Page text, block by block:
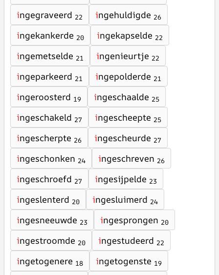
ingegraveerd 22 ingehuldigde 26
ingekankerde 20 ingekapselde 22
ingemetselde 21 ingenieurtje 22
ingeparkeerd 21 ingepolderde 21
ingeroosterd 19 ingeschaalde 25
ingeschakeld 27 ingescheepte 25
ingescherpte 26 ingescheurde 27
ingeschonken 24 ingeschreven 26
ingeschroefd 27 ingesijpelde 23
ingeslenterd 20 ingesluimerd 24
ingesneeuwde 23 ingesprongen 20
ingestroomde 20 ingestudeerd 22
ingetogenere 18 ingetogenste 19